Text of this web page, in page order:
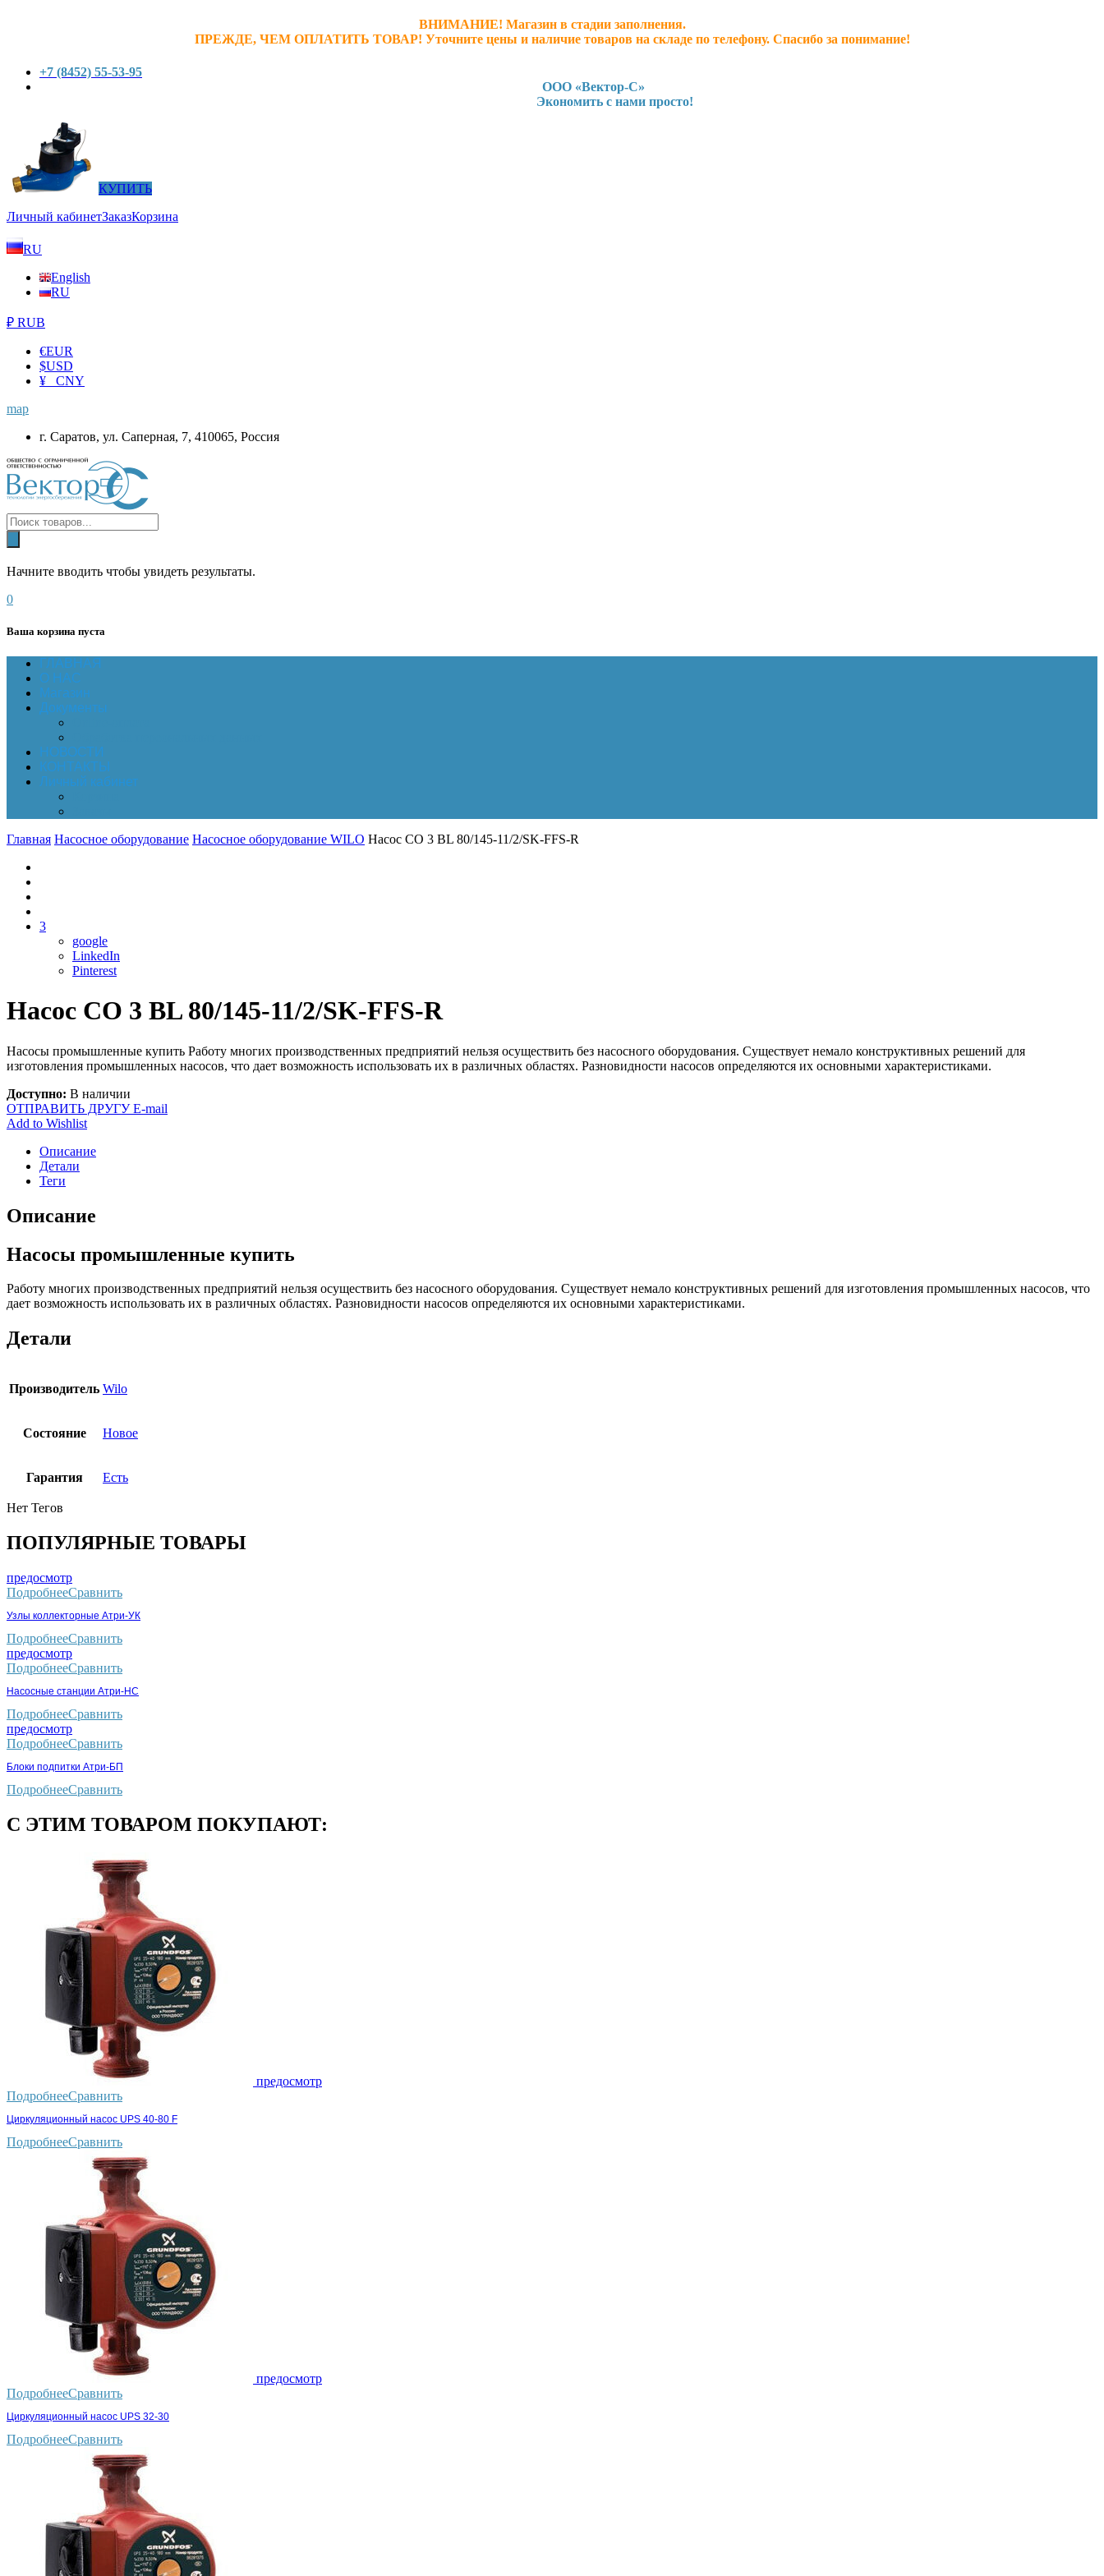
ВНИМАНИЕ! Магазин в стадии заполнения.
ПРЕЖДЕ, ЧЕМ ОПЛАТИТЬ ТОВАР! Уточните цены и наличие товаров на складе по телефону. Спасибо за понимание!
+7 (8452) 55-53-95
ООО «Вектор-С»
Экономить с нами просто!
КУПИТЬ
Личный кабинетЗаказКорзина
RU
English
RU
₽ RUB
€EUR
$USD
¥ CNY
map
г. Саратов, ул. Саперная, 7, 410065, Россия
Начните вводить чтобы увидеть результаты.
0
Ваша корзина пуста
ГЛАВНАЯ
О НАС
Магазин
Документы
НОВОСТИ
КОНТАКТЫ
Личный кабинет
Главная Насосное оборудование Насосное оборудование WILO Насос CO 3 BL 80/145-11/2/SK-FFS-R
3
google
LinkedIn
Pinterest
Насос CO 3 BL 80/145-11/2/SK-FFS-R
Насосы промышленные купить Работу многих производственных предприятий нельзя осуществить без насосного оборудования. Существует немало конструктивных решений для
изготовления промышленных насосов, что дает возможность использовать их в различных областях. Разновидности насосов определяются их основными характеристиками.
Доступно: В наличии
ОТПРАВИТЬ ДРУГУ E-mail
Add to Wishlist
Описание
Детали
Теги
Описание
Насосы промышленные купить
Работу многих производственных предприятий нельзя осуществить без насосного оборудования. Существует немало конструктивных решений для изготовления промышленных насосов, что
дает возможность использовать их в различных областях. Разновидности насосов определяются их основными характеристиками.
Детали
Производитель Wilo
Состояние Новое
Гарантия Есть
Нет Тегов
ПОПУЛЯРНЫЕ ТОВАРЫ
предосмотр
ПодробнееСравнить
Узлы коллекторные Атри-УК
ПодробнееСравнить
предосмотр
ПодробнееСравнить
Насосные станции Атри-НС
ПодробнееСравнить
предосмотр
ПодробнееСравнить
Блоки подпитки Атри-БП
ПодробнееСравнить
С ЭТИМ ТОВАРОМ ПОКУПАЮТ:
предосмотр
ПодробнееСравнить
Циркуляционный насос UPS 40-80 F
ПодробнееСравнить
предосмотр
ПодробнееСравнить
Циркуляционный насос UPS 32-30
ПодробнееСравнить